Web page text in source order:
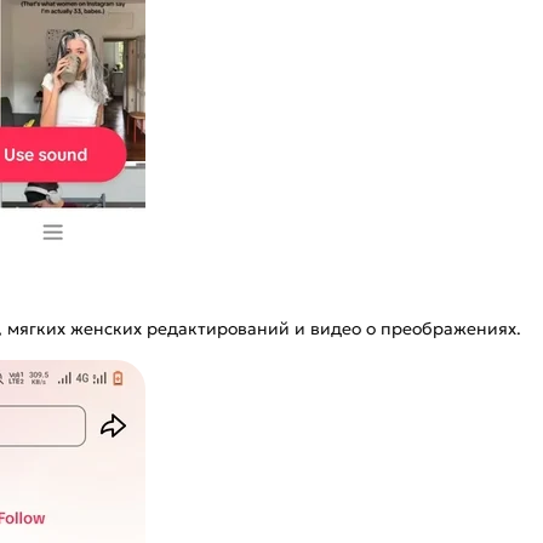
женских редактирований и видео о преображениях.